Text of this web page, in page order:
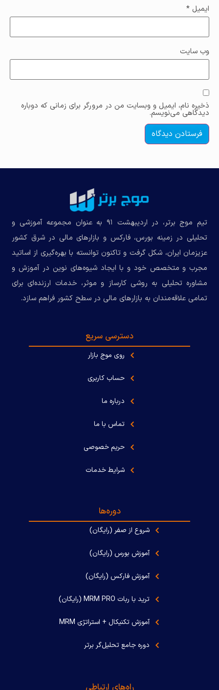
ایمیل *
وب‌ سایت
ذخیره نام، ایمیل و وبسایت من در مرورگر برای زمانی که دوباره
دیدگاهی می‌نویسم.
تیم موج برتر، در اردیبهشت ۹۱ به عنوان مجموعه‌ آموزشی و
تحلیلی در زمینه بورس، فارکس و بازارهای مالی در شرق کشور
عزیزمان ایران، شکل گرفت و تاکنون توانسته با بهره‌گیری از اساتید
مجرب و متخصص خود و با ایجاد شیوه‌های نوین در آموزش و
مشاوره تحلیلی به روشی کارساز و موثر، خدمات ارزنده‌ای برای
تمامی علاقه‌مندان به بازارهای مالی در سطح کشور فراهم سازد.
دسترسی سریع
روی موج بازار
حساب کاربری
درباره ما
تماس با ما
حریم خصوصی
شرایط خدمات
دوره‌ها
شروع از صفر (رایگان)
آموزش بورس (رایگان)
آموزش فارکس (رایگان)
ترید با ربات MRM PRO (رایگان)
آموزش تکنیکال + استراتژی MRM
دوره جامع تحلیل‌گر برتر